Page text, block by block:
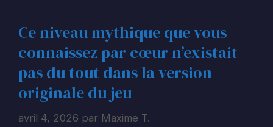
Ce niveau mythique que vous
connaissez par cœur n’existait
pas du tout dans la version
originale du jeu
avril 4, 2026 par Maxime T.